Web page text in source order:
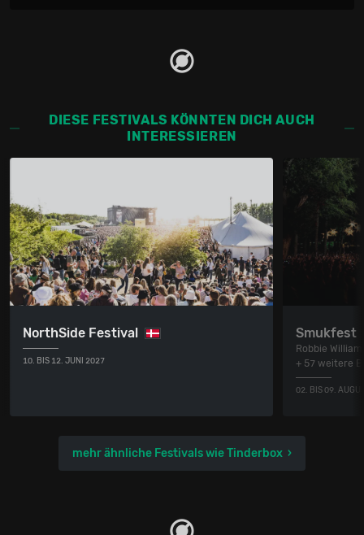
DIESE FESTIVALS KÖNNTEN DICH AUCH
INTERESSIEREN
NorthSide Festival
10. BIS 12. JUNI 2027
Smukfest
Robbie
+ 57 weitere
02. BIS 09.
mehr ähnliche Festivals wie Tinderbox